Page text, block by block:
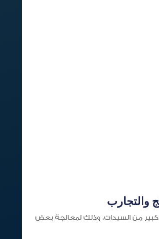
والتجارب
كبير من السيدات، وذلك لمعالجة بعض